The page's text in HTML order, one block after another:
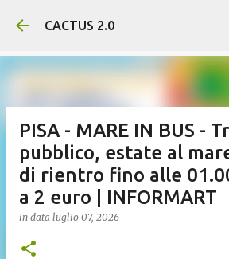
Passa ai contenuti
CACTUS 2.0
PISA - MARE IN BUS -
pubblico, estate al
di rientro fino alle
a 2 euro | INFORMART
in data luglio 07, 2026